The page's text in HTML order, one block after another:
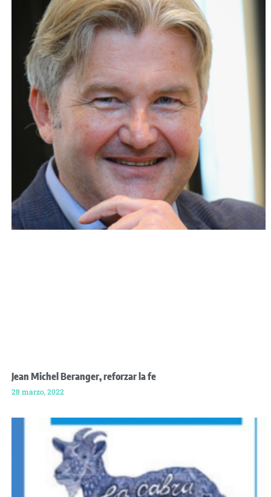
Jean Michel Beranger, reforzar la fe
28 marzo, 2022